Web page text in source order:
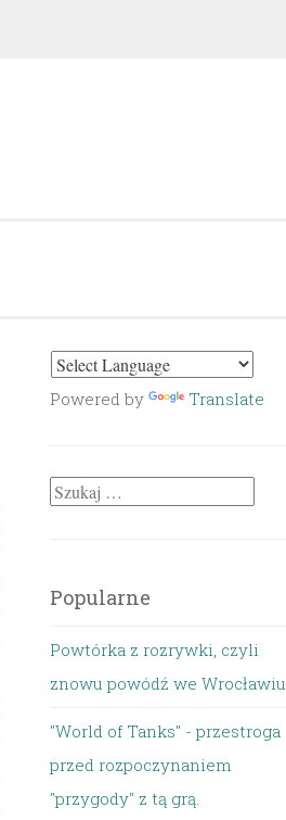
Powered by Translate
Szukaj:
Popularne
Powtórka z rozrywki, czyli
znowu powódź we Wrocławiu
"World of Tanks" - przestroga
przed rozpoczynaniem
"przygody" z tą grą.